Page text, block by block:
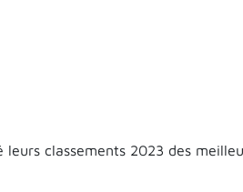
classements 2023 des
écoles d'ingénieurs en génie